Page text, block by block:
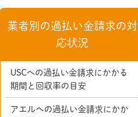
業者別の過払い金請求の対
応状況
USCへの過払い金請求にかかる
期間と回収率の目安
アエルへの過払い金請求にかか